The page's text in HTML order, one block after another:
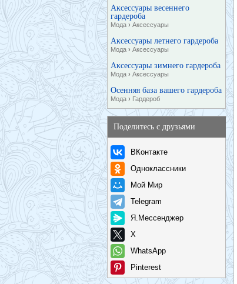
Аксессуары весеннего
гардероба
Мода › Аксессуары
Аксессуары летнего гардероба
Мода › Аксессуары
Аксессуары зимнего гардероба
Мода › Аксессуары
Осенняя база вашего гардероба
Мода › Гардероб
Поделитесь с друзьями
ВКонтакте
Одноклассники
Мой Мир
Telegram
Я.Мессенджер
X
WhatsApp
Pinterest